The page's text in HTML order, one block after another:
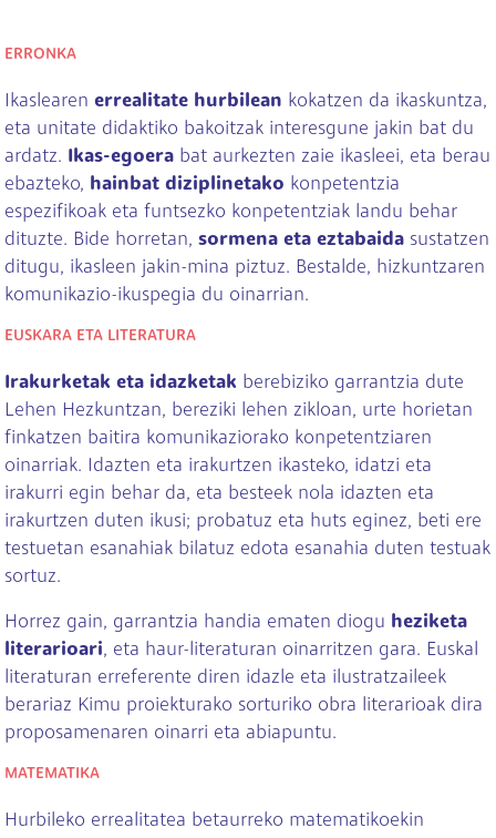
ERRONKA
Ikaslearen errealitate hurbilean kokatzen da ikaskuntza,
eta unitate didaktiko bakoitzak interesgune jakin bat du
ardatz. Ikas-egoera bat aurkezten zaie ikasleei, eta berau
ebazteko, hainbat diziplinetako konpetentzia
espezifikoak eta funtsezko konpetentziak landu behar
dituzte. Bide horretan, sormena eta eztabaida sustatzen
ditugu, ikasleen jakin-mina piztuz. Bestalde, hizkuntzaren
komunikazio-ikuspegia du oinarrian.
EUSKARA ETA LITERATURA
Irakurketak eta idazketak berebiziko garrantzia dute
Lehen Hezkuntzan, bereziki lehen zikloan, urte horietan
finkatzen baitira komunikaziorako konpetentziaren
oinarriak. Idazten eta irakurtzen ikasteko, idatzi eta
irakurri egin behar da, eta besteek nola idazten eta
irakurtzen duten ikusi; probatuz eta huts eginez, beti ere
testuetan esanahiak bilatuz edota esanahia duten testuak
sortuz.
Horrez gain, garrantzia handia ematen diogu heziketa
literarioari, eta haur-literaturan oinarritzen gara. Euskal
literaturan erreferente diren idazle eta ilustratzaileek
berariaz Kimu proiekturako sorturiko obra literarioak dira
proposamenaren oinarri eta abiapuntu.
MATEMATIKA
Hurbileko errealitatea betaurreko matematikoekin